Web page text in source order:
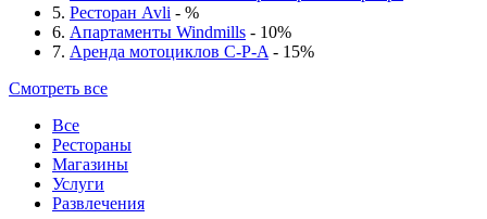
5. Pесторан Avli - %
6. Апартаменты Windmills - 10%
7. Аренда мотоциклов C-P-A - 15%
Смотреть все
Все
Рестораны
Магазины
Услуги
Развлечения